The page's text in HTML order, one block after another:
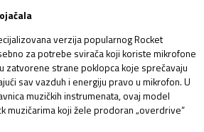
verzija popularnog Rocket
za potrebe svirača koji koriste mikrofone
zatvorene strane poklopca koje sprečavaju
sav vazduh i energiju pravo u mikrofon. U
muzičkih instrumenata, ovaj model
muzičarima koji žele prodoran „overdrive“